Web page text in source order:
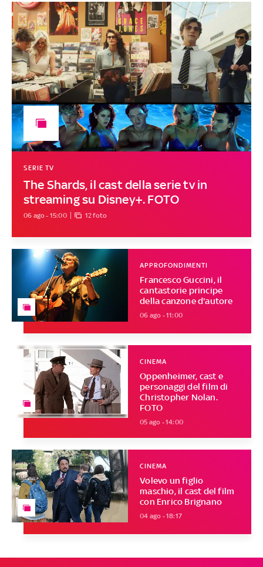
The Shards, il cast della serie tv in
streaming su Disney+. FOTO
SERIE TV
06 ago - 15:00 12 foto
Francesco Guccini, il
cantastorie principe
della canzone d'autore
APPROFONDIMENTI
06 ago - 11:00
Oppenheimer, cast e
personaggi del film di
Christopher Nolan.
FOTO
CINEMA
05 ago - 14:00
Volevo un figlio
maschio, il cast del film
con Enrico Brignano
CINEMA
04 ago - 18:17